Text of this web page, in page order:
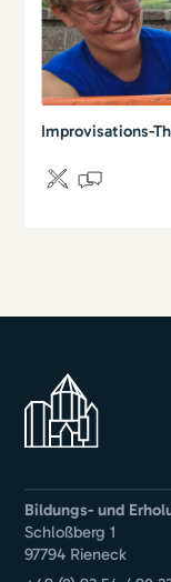
Improvisations-
Bildungs- und
Schloßberg 1
97794 Rieneck